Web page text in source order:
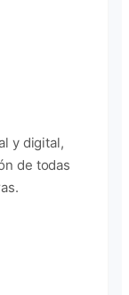
y digital,
de todas